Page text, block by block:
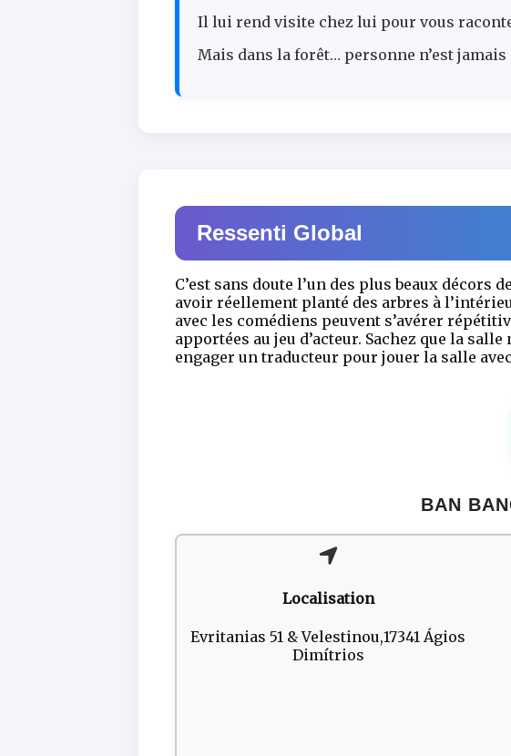
Il lui rend visite chez lui pour vous
Mais dans la forêt… personne n’est jamais
Ressenti Global
C’est sans doute l’un des plus beaux décors
avoir réellement planté des arbres à
avec les comédiens peuvent s’avérer
apportées au jeu d’acteur. Sachez que la
engager un traducteur pour jouer la salle
BAN
Localisation
Evritanias 51 & Velestinou,17341 Ágios
Dimítrios